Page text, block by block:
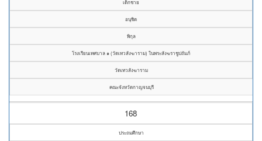
เด็กชาย
อนุชิต
พิกุล
โรงเรียนเทศบาล ๑ (วัดเทวสังฆาราม) ในพระสังฆราชูปถัมภ์
วัดเทวสังฆาราม
คณะจังหวัดกาญจนบุรี
168
ประถมศึกษา